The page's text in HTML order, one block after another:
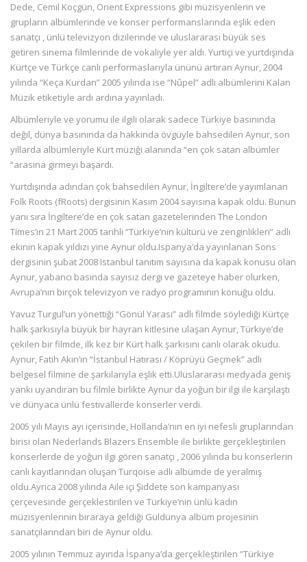
Dede, Cemil Koçgün, Orient Expressions gibi müzisyenlerin ve
grupların albümlerinde ve konser performanslarında eşlik eden
sanatçı , ünlü televizyon dizilerinde ve uluslararası büyük ses
getiren sinema filmlerinde de vokaliyle yer aldı. Yurtiçi ve yurtdışında
Kürtçe ve Türkçe canlı performaslarıyla ününü artıran Aynur, 2004
yılında “Keça Kurdan” 2005 yılında ise “Nûpel” adlı albümlerini Kalan
Müzik etiketiyle ardı ardına yayınladı.
Albümleriyle ve yorumu ile ilgili olarak sadece Türkiye basınında
değil, dünya basınında da hakkında övgüyle bahsedilen Aynur, son
yıllarda albümleriyle Kürt müziği alanında “en çok satan albümler
“arasına girmeyi başardı.
Yurtdışında adından çok bahsedilen Aynur, İngiltere’de yayımlanan
Folk Roots (fRoots) dergisinin Kasım 2004 sayısına kapak oldu. Bunun
yanı sıra İngiltere’de en çok satan gazetelerinden The London
Times’ın 21 Mart 2005 tarihli “Türkiye’nin kültürü ve zenginlikleri” adlı
ekinin kapak yıldızı yine Aynur oldu.Ispanya’da yayınlanan Sons
dergisinin şubat 2008 Istanbul tanıtım sayısına da kapak konusu olan
Aynur, yabancı basında sayısız dergi ve gazeteye haber olurken,
Avrupa’nın birçok televizyon ve radyo programının konuğu oldu.
Yavuz Turgul’un yönettiği “Gönül Yarası” adlı filmde söylediği Kürtçe
halk şarkısıyla büyük bir hayran kitlesine ulaşan Aynur, Türkiye’de
çekilen bir filmde, ilk kez bir Kürt halk şarkısını canlı olarak okudu.
Aynur, Fatih Akın’ın “İstanbul Hatırası / Köprüyü Geçmek” adlı
belgesel filmine de şarkılarıyla eşlik etti.Uluslararası medyada geniş
yankı uyandıran bu filmle birlikte Aynur da yoğun bir ilgi ile karşılaştı
ve dünyaca ünlü festivallerde konserler verdi.
2005 yılı Mayıs ayı içerisinde, Hollanda’nın en iyi nefesli gruplarından
birisi olan Nederlands Blazers Ensemble ile birlikte gerçekleştirilen
konserlerde de yoğun ilgi gören sanatçı , 2006 yılında bu konserlerin
canlı kayıtlarından oluşan Turqoise adlı albümde de yeralmış
oldu.Ayrıca 2008 yılında Aile içi Şiddete son kampanyası
çerçevesinde gerçeklestirilen ve Türkiye’nin ünlü kadın
müzisyenlerinin biraraya geldiği Güldünya albüm projesinin
sanatçılarından biri de Aynur oldu.
2005 yılının Temmuz ayında İspanya’da gerçekleştirilen “Türkiye